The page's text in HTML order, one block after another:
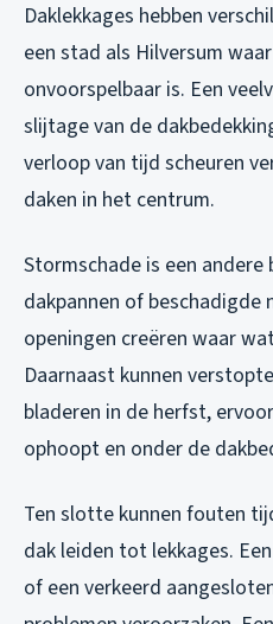
Daklekkages hebben
een stad als Hilversum
onvoorspelbaar is. Een
slijtage van de
verloop van tijd scheuren
daken in het centrum.
Stormschade is een andere
dakpannen of beschadigde
openingen creëren waar
Daarnaast kunnen
bladeren in de herfst,
ophoopt en onder de
Ten slotte kunnen fouten
dak leiden tot lekkages.
of een verkeerd